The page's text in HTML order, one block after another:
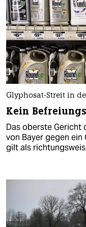
Glyphosat-Streit in
Kein
Das oberste Gericht
von Bayer gegen
gilt als